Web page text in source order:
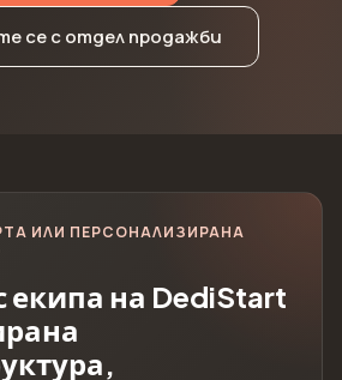
се с отдел продажби
ИЛИ ПЕРСОНАЛИЗИРАНА
екипа на DediStart